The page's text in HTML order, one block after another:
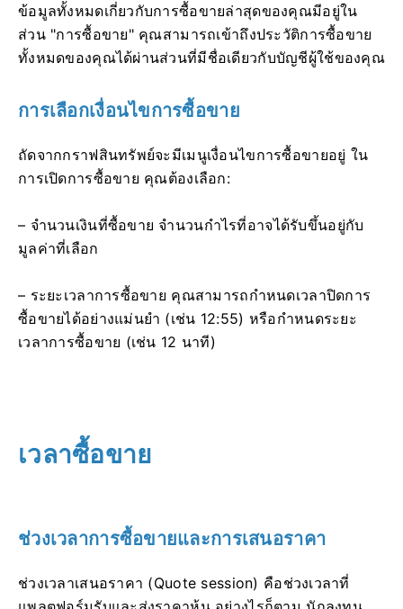
ข้อมูลทั้งหมดเกี่ยวกับการซื้อขายล่าสุดของคุณมีอยู่ใน
ส่วน "การซื้อขาย" คุณสามารถเข้าถึงประวัติการซื้อขาย
ทั้งหมดของคุณได้ผ่านส่วนที่มีชื่อเดียวกับบัญชีผู้ใช้ของคุณ
การเลือกเงื่อนไขการซื้อขาย
ถัดจากกราฟสินทรัพย์จะมีเมนูเงื่อนไขการซื้อขายอยู่ ใน
การเปิดการซื้อขาย คุณต้องเลือก:
– จำนวนเงินที่ซื้อขาย จำนวนกำไรที่อาจได้รับขึ้นอยู่กับ
มูลค่าที่เลือก
– ระยะเวลาการซื้อขาย คุณสามารถกำหนดเวลาปิดการ
ซื้อขายได้อย่างแม่นยำ (เช่น 12:55) หรือกำหนดระยะ
เวลาการซื้อขาย (เช่น 12 นาที)
เวลาซื้อขาย
ช่วงเวลาการซื้อขายและการเสนอราคา
ช่วงเวลาเสนอราคา (Quote session) คือช่วงเวลาที่